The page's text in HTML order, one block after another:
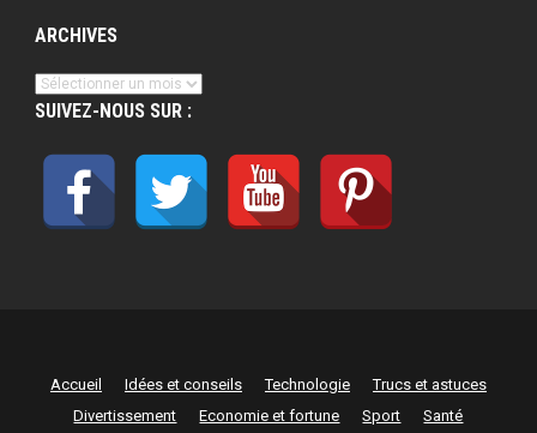
ARCHIVES
Archives
SUIVEZ-NOUS SUR :
Accueil Idées et conseils Technologie
Trucs et astuces
Divertissement
Economie et fortune Sport Santé